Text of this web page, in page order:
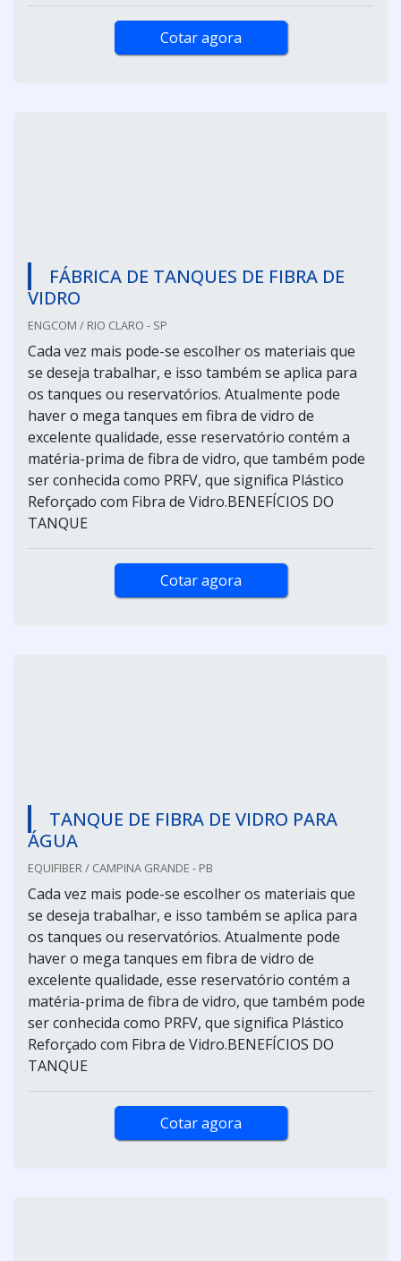
Cotar agora
FÁBRICA DE TANQUES DE FIBRA DE
VIDRO
ENGCOM / RIO CLARO - SP
Cada vez mais pode-se escolher os materiais que
se deseja trabalhar, e isso também se aplica para
os tanques ou reservatórios. Atualmente pode
haver o mega tanques em fibra de vidro de
excelente qualidade, esse reservatório contém a
matéria-prima de fibra de vidro, que também pode
ser conhecida como PRFV, que significa Plástico
Reforçado com Fibra de Vidro.BENEFÍCIOS DO
TANQUE
Cotar agora
TANQUE DE FIBRA DE VIDRO PARA
ÁGUA
EQUIFIBER / CAMPINA GRANDE - PB
Cada vez mais pode-se escolher os materiais que
se deseja trabalhar, e isso também se aplica para
os tanques ou reservatórios. Atualmente pode
haver o mega tanques em fibra de vidro de
excelente qualidade, esse reservatório contém a
matéria-prima de fibra de vidro, que também pode
ser conhecida como PRFV, que significa Plástico
Reforçado com Fibra de Vidro.BENEFÍCIOS DO
TANQUE
Cotar agora